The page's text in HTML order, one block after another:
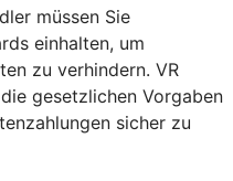
müssen Sie
einhalten, um
zu verhindern. VR
gesetzlichen Vorgaben
sicher zu